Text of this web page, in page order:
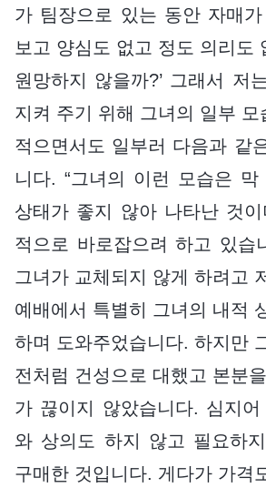
가 팀장으로 있는 동안 자매
보고 양심도 없고 정도 의리도
원망하지 않을까?’ 그래서 저
지켜 주기 위해 그녀의 일부 모
적으면서도 일부러 다음과 같
니다. “그녀의 이런 모습은
상태가 좋지 않아 나타난 것
적으로 바로잡으려 하고 있습
그녀가 교체되지 않게 하려고
예배에서 특별히 그녀의 내적
하며 도와주었습니다. 하지만
전처럼 건성으로 대했고 본분
가 끊이지 않았습니다. 심지
와 상의도 하지 않고 필요하
구매한 것입니다. 게다가 가격